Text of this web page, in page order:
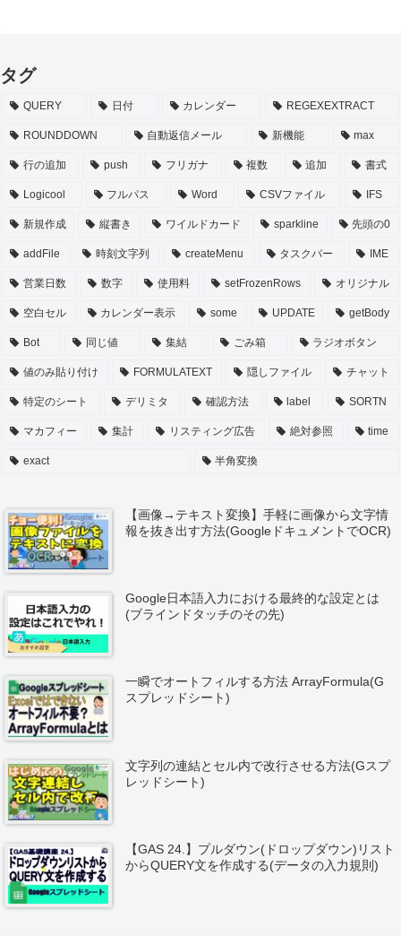
タグ
QUERY 日付 カレンダー REGEXEXTRACT
ROUNDDOWN 自動返信メール 新機能 max
行の追加 push フリガナ 複数 追加 書式
Logicool フルパス Word CSVファイル IFS
新規作成 縦書き ワイルドカード sparkline 先頭の0
addFile 時刻文字列 createMenu タスクバー IME
営業日数 数字 使用料 setFrozenRows オリジナル
空白セル カレンダー表示 some UPDATE getBody
Bot 同じ値 集結 ごみ箱 ラジオボタン
値のみ貼り付け FORMULATEXT 隠しファイル チャット
特定のシート デリミタ 確認方法 label SORTN
マカフィー 集計 リスティング広告 絶対参照 time
exact 半角変換
【画像→テキスト変換】手軽に画像から文字情
報を抜き出す方法(GoogleドキュメントでOCR)
Google日本語入力における最終的な設定とは
(ブラインドタッチのその先)
一瞬でオートフィルする方法 ArrayFormula(G
スプレッドシート)
文字列の連結とセル内で改行させる方法(Gスプ
レッドシート)
【GAS 24.】プルダウン(ドロップダウン)リスト
からQUERY文を作成する(データの入力規則)